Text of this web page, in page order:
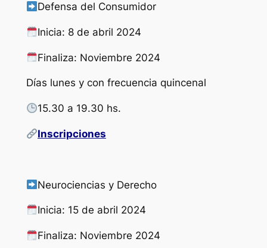
Defensa del Consumidor
Inicia: 8 de abril 2024
Finaliza: Noviembre 2024
Días lunes y con frecuencia quincenal
15.30 a 19.30 hs.
Inscripciones
Neurociencias y Derecho
Inicia: 15 de abril 2024
Finaliza: Noviembre 2024